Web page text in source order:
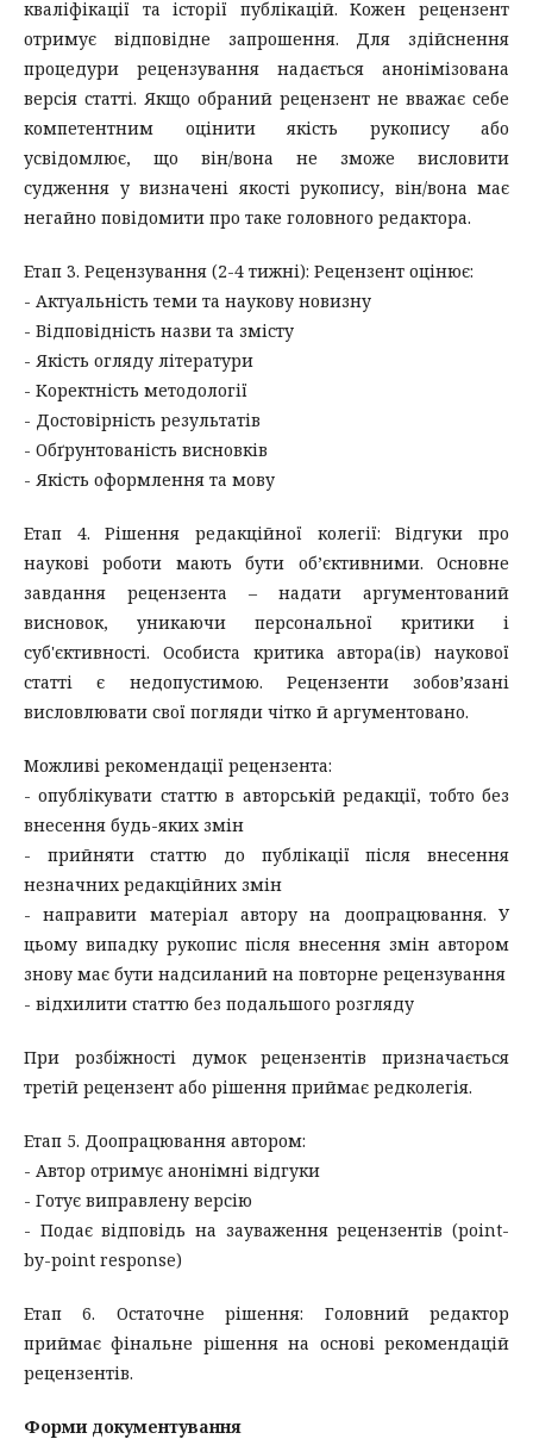
кваліфікації та історії публікацій. Кожен рецензент
отримує відповідне запрошення. Для здійснення
процедури рецензування надається анонімізована
версія статті. Якщо обраний рецензент не вважає себе
компетентним оцінити якість рукопису або
усвідомлює, що він/вона не зможе висловити
судження у визначені якості рукопису, він/вона має
негайно повідомити про таке головного редактора.
Етап 3. Рецензування (2-4 тижні): Рецензент оцінює:
- Актуальність теми та наукову новизну
- Відповідність назви та змісту
- Якість огляду літератури
- Коректність методології
- Достовірність результатів
- Обґрунтованість висновків
- Якість оформлення та мову
Етап 4. Рішення редакційної колегії: Відгуки про
наукові роботи мають бути об’єктивними. Основне
завдання рецензента – надати аргументований
висновок, уникаючи персональної критики і
суб'єктивності. Особиста критика автора(ів) наукової
статті є недопустимою. Рецензенти зобов’язані
висловлювати свої погляди чітко й аргументовано.
Можливі рекомендації рецензента:
- опублікувати статтю в авторській редакції, тобто без
внесення будь-яких змін
- прийняти статтю до публікації після внесення
незначних редакційних змін
- направити матеріал автору на доопрацювання. У
цьому випадку рукопис після внесення змін автором
знову має бути надсиланий на повторне рецензування
- відхилити статтю без подальшого розгляду
При розбіжності думок рецензентів призначається
третій рецензент або рішення приймає редколегія.
Етап 5. Доопрацювання автором:
- Автор отримує анонімні відгуки
- Готує виправлену версію
- Подає відповідь на зауваження рецензентів (point-
by-point response)
Етап 6. Остаточне рішення: Головний редактор
приймає фінальне рішення на основі рекомендацій
рецензентів.
Форми документування